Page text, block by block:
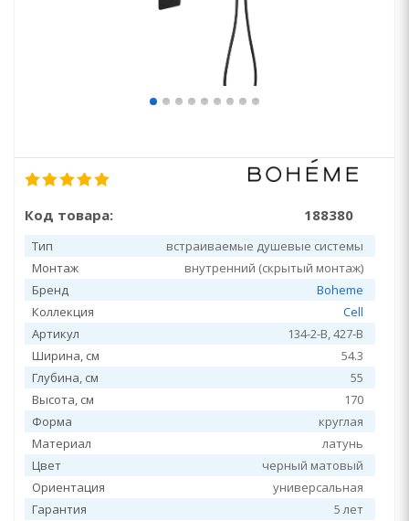
Код товара: 188380
Тип
встраиваемые душевые системы
Монтаж
внутренний (скрытый монтаж)
Бренд
Boheme
Коллекция
Cell
Артикул
134-2-B, 427-B
Ширина, см
54.3
Глубина, см
55
Высота, см
170
Форма
круглая
Материал
латунь
Цвет
черный матовый
Ориентация
универсальная
Гарантия
5 лет